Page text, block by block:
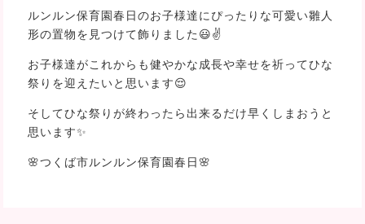
ルンルン保育園春日のお子様達にぴったりな可愛い雛人
形の置物を見つけて飾りました😃✌
お子様達がこれからも健やかな成長や幸せを祈ってひな
祭りを迎えたいと思います😌
そしてひな祭りが終わったら出来るだけ早くしまおうと
思います✨
🌸つくば市ルンルン保育園春日🌸